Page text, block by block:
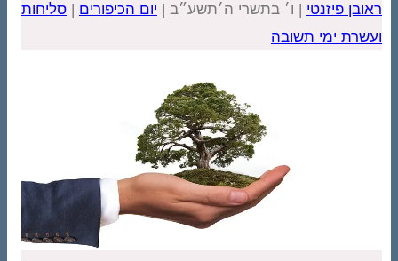
ראובן פיזנטי | ו׳ בתשרי ה׳תשע״ב | יום הכיפורים |סליחות
ועשרת ימי תשובה